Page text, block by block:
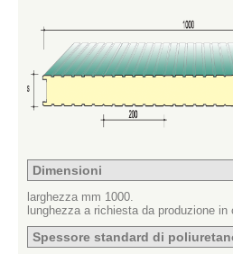
Dimensioni
larghezza mm 1000.
lunghezza a richiesta da produzione in
Spessore standard di